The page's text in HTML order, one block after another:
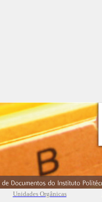
Unidades Orgânicas